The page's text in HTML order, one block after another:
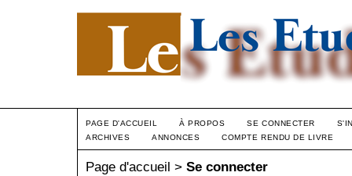
PAGE D'ACCUEIL À PROPOS SE CONNECTER
ARCHIVES
ANNONCES COMPTE RENDU DE LIVRE
Page d'accueil > Se connecter